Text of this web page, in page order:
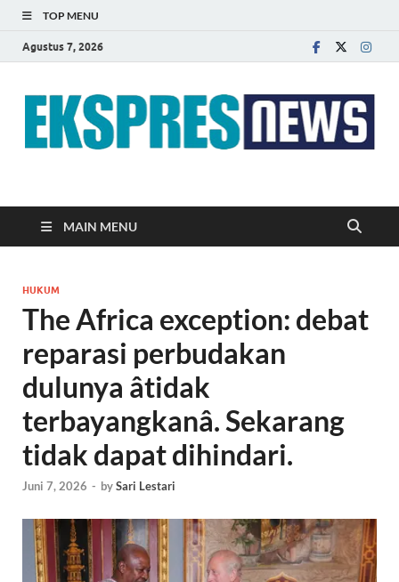
TOP MENU
Agustus 7, 2026
EKSPRES NEWS
MAIN MENU
HUKUM
The Africa exception: debat
reparasi perbudakan
dulunya âtidak
terbayangkanâ. Sekarang
tidak dapat dihindari.
Juni 7, 2026 - bySari Lestari